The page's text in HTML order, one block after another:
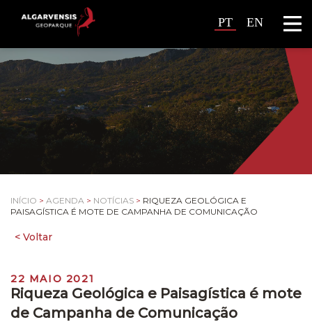
PT EN
INÍCIO > AGENDA > NOTÍCIAS > RIQUEZA GEOLÓGICA E
PAISAGÍSTICA É MOTE DE CAMPANHA DE COMUNICAÇÃO
22 MAIO 2021
Riqueza Geológica e Paisagística é mote
de Campanha de Comunicação